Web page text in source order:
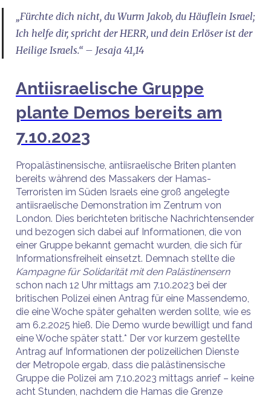
„Fürchte dich nicht, du Wurm Jakob, du Häuflein Israel;
Ich helfe dir, spricht der HERR, und dein Erlöser ist der
Heilige Israels.“ – Jesaja 41,14
Antiisraelische Gruppe
plante Demos bereits am
7.10.2023
Propalästinensische, antiisraelische Briten planten
bereits während des Massakers der Hamas-
Terroristen im Süden Israels eine groß angelegte
antiisraelische Demonstration im Zentrum von
London. Dies berichteten britische Nachrichtensender
und bezogen sich dabei auf Informationen, die von
einer Gruppe bekannt gemacht wurden, die sich für
Informationsfreiheit einsetzt. Demnach stellte die
Kampagne für Solidarität mit den Palästinensern
schon nach 12 Uhr mittags am 7.10.2023 bei der
britischen Polizei einen Antrag für eine Massendemo,
die eine Woche später gehalten werden sollte, wie es
am 6.2.2025 hieß. Die Demo wurde bewilligt und fand
eine Woche später statt.* Der vor kurzem gestellte
Antrag auf Informationen der polizeilichen Dienste
der Metropole ergab, dass die palästinensische
Gruppe die Polizei am 7.10.2023 mittags anrief – keine
acht Stunden, nachdem die Hamas die Grenze